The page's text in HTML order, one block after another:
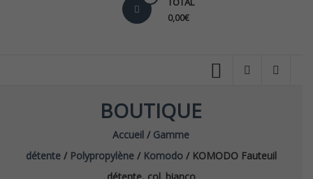
0,00€
BOUTIQUE
Accueil / Gamme
détente/ Polypropylène/ Komodo/ KOMODO Fauteuil